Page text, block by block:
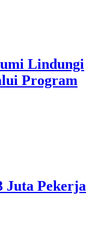
Lindungi
Program
Juta Pekerja